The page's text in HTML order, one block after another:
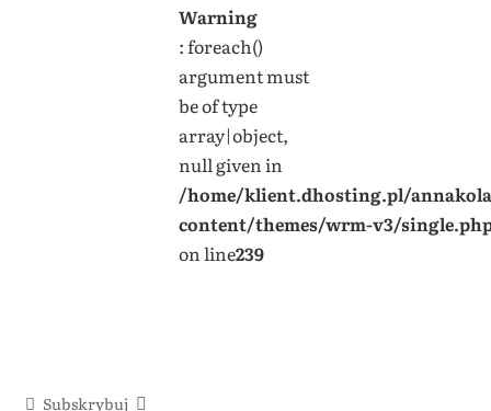
Warning
: foreach()
argument must
be of type
array|object,
null given in
/home/klient.dhosting.pl/
content/themes/wrm-v3/
on line239
Subskrybuj